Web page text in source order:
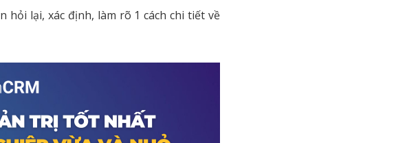
hỏi lại, xác định, làm rõ 1 cách chi tiết về